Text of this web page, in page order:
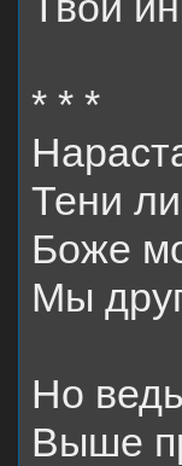
* * *
Тени
Боже
Мы
Но
Выше